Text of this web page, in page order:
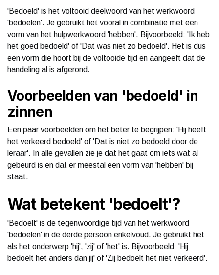
'Bedoeld' is het voltooid deelwoord van het werkwoord
'bedoelen'. Je gebruikt het vooral in combinatie met een
vorm van het hulpwerkwoord 'hebben'. Bijvoorbeeld: 'Ik heb
het goed bedoeld' of 'Dat was niet zo bedoeld'. Het is dus
een vorm die hoort bij de voltooide tijd en aangeeft dat de
handeling al is afgerond.
Voorbeelden van 'bedoeld' in
zinnen
Een paar voorbeelden om het beter te begrijpen: 'Hij heeft
het verkeerd bedoeld' of 'Dat is niet zo bedoeld door de
leraar'. In alle gevallen zie je dat het gaat om iets wat al
gebeurd is en dat er meestal een vorm van 'hebben' bij
staat.
Wat betekent 'bedoelt'?
'Bedoelt' is de tegenwoordige tijd van het werkwoord
'bedoelen' in de derde persoon enkelvoud. Je gebruikt het
als het onderwerp 'hij', 'zij' of 'het' is. Bijvoorbeeld: 'Hij
bedoelt het anders dan jij' of 'Zij bedoelt het niet verkeerd'.